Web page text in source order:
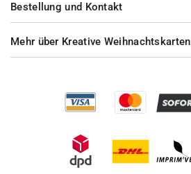
Bestellung und Kontakt
Mehr über Kreative Weihnachtskarten